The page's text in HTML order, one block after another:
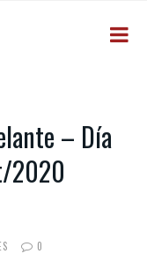
– Día
2020
0